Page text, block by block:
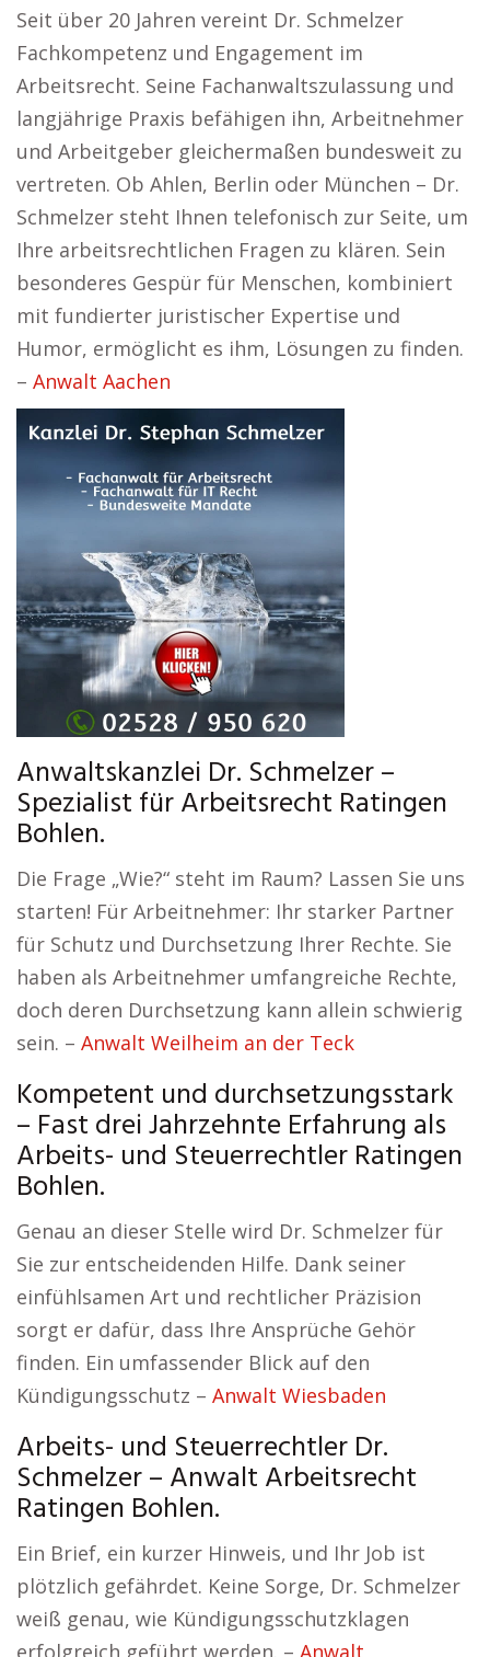
Seit über 20 Jahren vereint Dr. Schmelzer
Fachkompetenz und Engagement im
Arbeitsrecht. Seine Fachanwaltszulassung und
langjährige Praxis befähigen ihn, Arbeitnehmer
und Arbeitgeber gleichermaßen bundesweit zu
vertreten. Ob Ahlen, Berlin oder München – Dr.
Schmelzer steht Ihnen telefonisch zur Seite, um
Ihre arbeitsrechtlichen Fragen zu klären. Sein
besonderes Gespür für Menschen, kombiniert
mit fundierter juristischer Expertise und
Humor, ermöglicht es ihm, Lösungen zu finden.
– Anwalt Aachen
Anwaltskanzlei Dr. Schmelzer –
Spezialist für Arbeitsrecht Ratingen
Bohlen.
Die Frage „Wie?“ steht im Raum? Lassen Sie uns
starten! Für Arbeitnehmer: Ihr starker Partner
für Schutz und Durchsetzung Ihrer Rechte. Sie
haben als Arbeitnehmer umfangreiche Rechte,
doch deren Durchsetzung kann allein schwierig
sein. – Anwalt Weilheim an der Teck
Kompetent und durchsetzungsstark
– Fast drei Jahrzehnte Erfahrung als
Arbeits- und Steuerrechtler Ratingen
Bohlen.
Genau an dieser Stelle wird Dr. Schmelzer für
Sie zur entscheidenden Hilfe. Dank seiner
einfühlsamen Art und rechtlicher Präzision
sorgt er dafür, dass Ihre Ansprüche Gehör
finden. Ein umfassender Blick auf den
Kündigungsschutz – Anwalt Wiesbaden
Arbeits- und Steuerrechtler Dr.
Schmelzer – Anwalt Arbeitsrecht
Ratingen Bohlen.
Ein Brief, ein kurzer Hinweis, und Ihr Job ist
plötzlich gefährdet. Keine Sorge, Dr. Schmelzer
weiß genau, wie Kündigungsschutzklagen
erfolgreich geführt werden. – Anwalt